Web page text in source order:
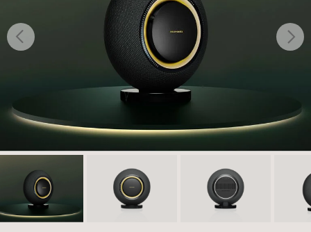
Précédent